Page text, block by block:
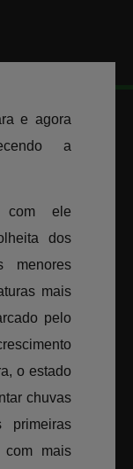
VOLTAR
e agora
a
ele
dos
menores
mais
pelo
o estado
chuvas
com mais